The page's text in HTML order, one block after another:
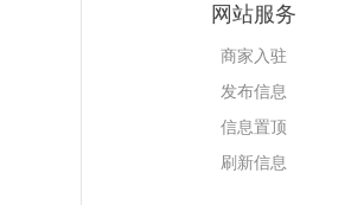
网站服务
商家入驻
发布信息
信息置顶
刷新信息